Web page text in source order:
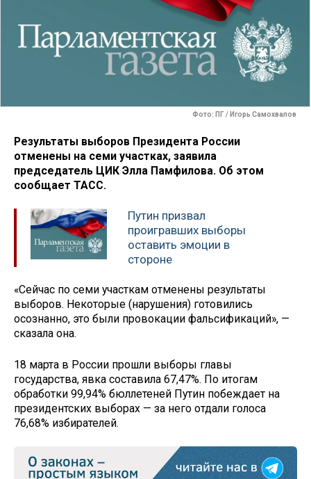
Фото: ПГ / Игорь Самохвалов
Результаты выборов Президента России
отменены на семи участках, заявила
председатель ЦИК Элла Памфилова. Об этом
сообщает ТАСС.
Путин призвал
проигравших выборы
оставить эмоции в
стороне
«Сейчас по семи участкам отменены результаты
выборов. Некоторые (нарушения) готовились
осознанно, это были провокации фальсификаций», —
сказала она.
18 марта в России прошли выборы главы
государства, явка составила 67,47%. По итогам
обработки 99,94% бюллетеней Путин побеждает на
президентских выборах — за него отдали голоса
76,68% избирателей.